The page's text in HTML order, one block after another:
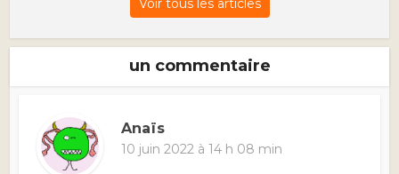
Voir tous les articles
un commentaire
Anaïs
10 juin 2022 à 14 h 08 min